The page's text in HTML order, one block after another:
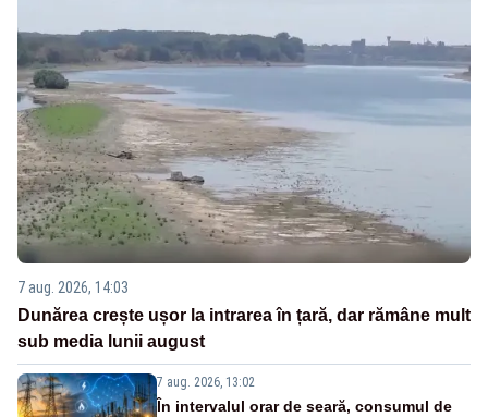
7 aug. 2026, 14:03
Dunărea crește ușor la intrarea în țară, dar rămâne mult
sub media lunii august
7 aug. 2026, 13:02
În intervalul orar de seară, consumul de